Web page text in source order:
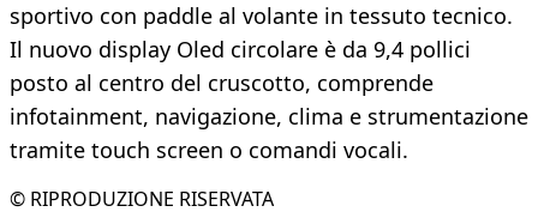
sportivo con paddle al volante in tessuto tecnico.
Il nuovo display Oled circolare è da 9,4 pollici
posto al centro del cruscotto, comprende
infotainment, navigazione, clima e strumentazione
tramite touch screen o comandi vocali.
© RIPRODUZIONE RISERVATA